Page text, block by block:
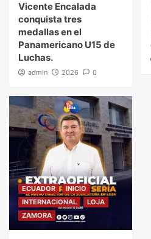
Vicente Encalada
conquista tres
medallas en el
Panamericano U15 de
Luchas.
admin 2026 0
ECUADOR
INICIO
INTERNACIONAL
LOJA
ZAMORA